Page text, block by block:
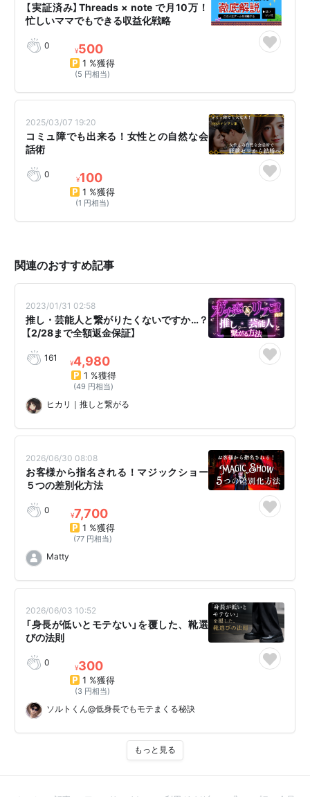
【実証済み】Threads × note で月10万！
忙しいママでもできる収益化戦略
0 ¥500
1 %獲得
(5 円相当)
2025/03/07 19:20
コミュ障でも出来る！女性との自然な会
話術
0 ¥100
1 %獲得
(1 円相当)
関連のおすすめ記事
2023/01/31 02:58
推し・芸能人と繋がりたくないですか…？
【2/28まで全額返金保証】
161 ¥4,980
1 %獲得
(49 円相当)
ヒカリ｜推しと繋がる
2026/06/30 08:08
お客様から指名される！マジックショー
５つの差別化方法
0 ¥7,700
1 %獲得
(77 円相当)
Matty
2026/06/03 10:52
「身長が低いとモテない」を覆した、靴選
びの法則
0 ¥300
1 %獲得
(3 円相当)
ソルトくん@低身長でもモテまくる秘訣
もっと見る